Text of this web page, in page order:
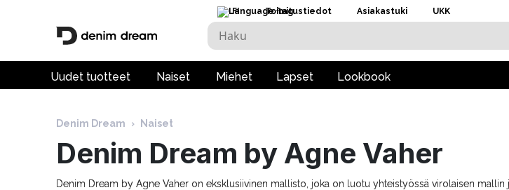
FI Toimitustiedot Asiakastuki UKK
Uudet tuotteet Naiset Miehet Lapset Lookbook
Denim Dream › Naiset
Denim Dream by Agne Vaher
Denim Dream by Agne Vaher on eksklusiivinen mallisto, joka on luotu yhteistyössä virolaisen mallin